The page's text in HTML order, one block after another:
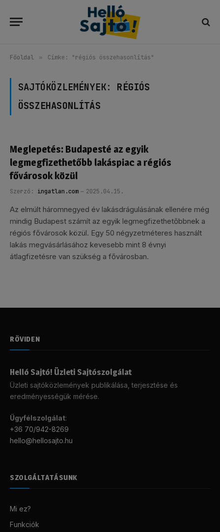
Főoldal » Címke: "régiós összehasonlítás"
SAJTÓKÖZLEMÉNYEK: RÉGIÓS
ÖSSZEHASONLÍTÁS
Meglepetés: Budapesté az egyik
legmegfizethetőbb lakáspiac a régiós
fővárosok közül
Szerző: ingatlan.com 2025.04.15.
Az elmúlt háromnegyed év lakásdrágulásának ellenére még
mindig Budapest számít az egyik legmegfizethetőbbnek a
régiós fővárosok közül. Egy 50 négyzetméteres használt
lakás megvásárlásához kevesebb mint 8 évnyi
átlagfizetésre van szükség a fővárosban.
RÖVIDEN
Helló Sajtó! Üzleti Sajtószolgálat
Üzleti sajtóközlemények publikálása, terjesztése és
eredményességük mérése.
Ügyfélszolgálat:
+36 70/942-8269
hello@hellosajto.hu
SZOLGÁLTATÁSUNK
Mi ez?
Funkciók